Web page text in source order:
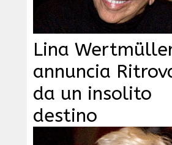
Lina
annuncia
da un insolito
destino